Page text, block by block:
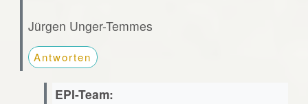
Jürgen Unger-Temmes
Antworten
EPI-Team: